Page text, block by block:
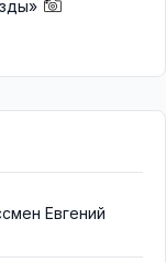
Евгений